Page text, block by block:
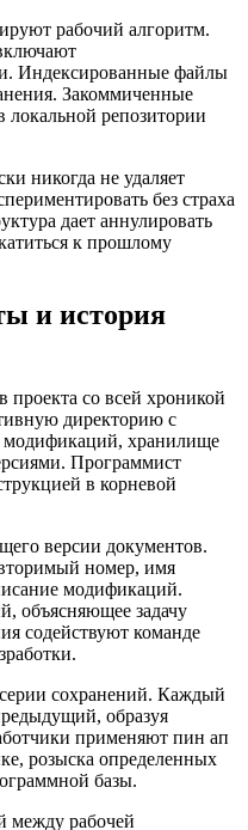
рабочий алгоритм.
Индексированные файлы
Закоммиченные
репозитории
никогда не удаляет
без страха
дает аннулировать
к прошлому
и история
проекта со всей хроникой
директорию с
модификаций, хранилище
Программист
в корневой
версии документов.
номер, имя
модификаций.
объясняющее задачу
содействуют команде
сохранений. Каждый
образуя
применяют пин ап
розыска определенных
базы.
между рабочей